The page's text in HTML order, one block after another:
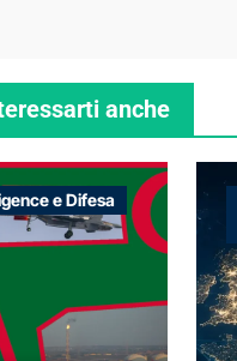
anche
e Difesa